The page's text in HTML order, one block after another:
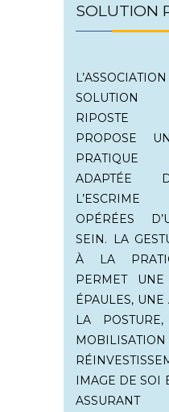
SOLUTION
L’ASSOCIATION
SOLUTION
RIPOSTE
PROPOSE
PRATIQUE
ADAPTÉE
OPÉRÉES
SEIN. LA
À LA
PERMET
ÉPAULES,
LA
IMAGE DE SOI
ASSURANT